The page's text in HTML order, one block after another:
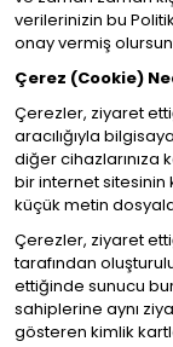
verilerinizin bu
onay vermiş
Çerez (Cookie)
Çerezler, ziyaret
aracılığıyla
diğer
bir internet sitesinin
küçük metin
Çerezler, ziyaret
tarafından
ettiğinde sunucu
sahiplerine aynı
gösteren kimlik